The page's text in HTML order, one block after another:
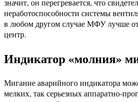
значит, он перегревается, что
неработоспособности системы
в любом другом случае МФУ лучше
центр.
Индикатор «молния»
Мигание аварийного индикатора
мелких, так серьезных аппаратно-